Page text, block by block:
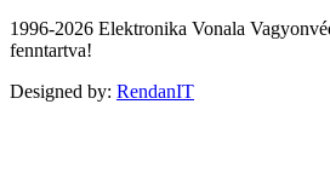
1996-2026 Elektronika Vonala
fenntartva!
Designed by: RendanIT